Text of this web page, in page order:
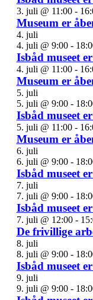
3. juli @ 11:00-
Museum er
4. juli
4. juli @ 9:00-
Isbåd museet
4. juli @ 11:00-
Museum er
5. juli
5. juli @ 9:00-
Isbåd museet
5. juli @ 11:00-
Museum er
6. juli
6. juli @ 9:00-
Isbåd museet
7. juli
7. juli @ 9:00-
Isbåd museet
7. juli @ 12:00-
De frivillige
8. juli
8. juli @ 9:00-
Isbåd museet
9. juli
9. juli @ 9:00-